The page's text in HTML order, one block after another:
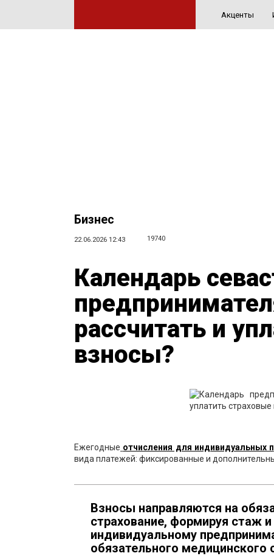
Акценты
Бизнес
22.06.2026 12:43 19740
Календарь
рассчитать и
взносы?
Ежегодные отчисления для индивидуальных
вида платежей: фиксированные и
Взносы направляются на
страхование, формируя стаж
индивидуальному
обязательного медицинского